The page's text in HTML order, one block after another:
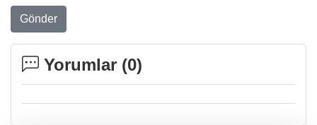
Gönder
Yorumlar (0)